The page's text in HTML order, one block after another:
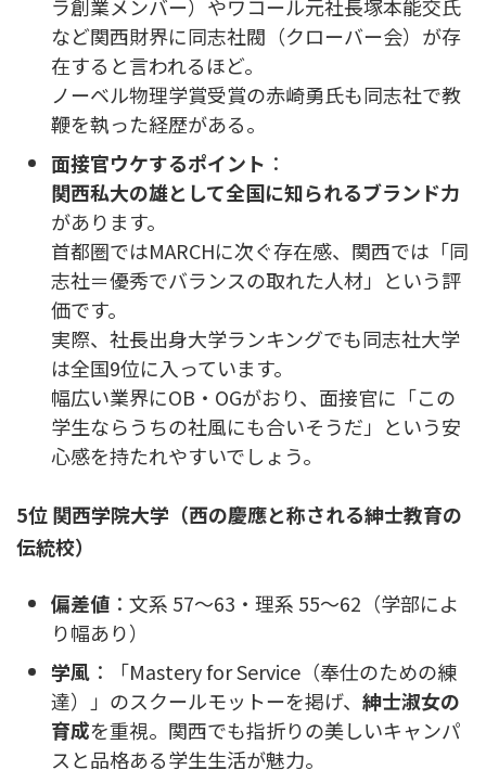
ラ創業メンバー）やワコール元社長塚本能交氏
など関西財界に同志社閥（クローバー会）が存
在すると言われるほど。
ノーベル物理学賞受賞の赤崎勇氏も同志社で教
鞭を執った経歴がある。
面接官ウケするポイント ：
関西私大の雄として全国に知られるブランド力
があります。
首都圏ではMARCHに次ぐ存在感、関西では「同
志社＝優秀でバランスの取れた人材」という評
価です。
実際、社長出身大学ランキングでも同志社大学
は全国9位に入っています。
幅広い業界にOB・OGがおり、面接官に「この
学生ならうちの社風にも合いそうだ」という安
心感を持たれやすいでしょう。
5位 関西学院大学（西の慶應と称される紳士教育の
伝統校）
偏差値 ：文系 57〜63・理系 55〜62（学部によ
り幅あり）
学風 ：「Mastery for Service（奉仕のための練
達）」のスクールモットーを掲げ、 紳士淑女の
育成を重視。関西でも指折りの美しいキャンパ
スと品格ある学生生活が魅力。